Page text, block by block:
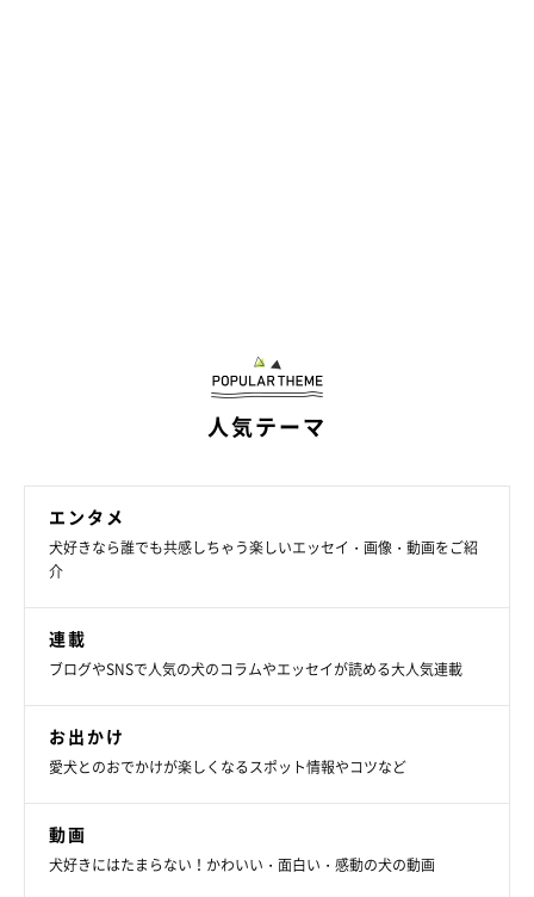
@suzumetengu
人気テーマ
エンタメ
犬好きなら誰でも共感しちゃう楽しいエッセイ・画像・動画をご紹
介
連載
ブログやSNSで人気の犬のコラムやエッセイが読める大人気連載
お出かけ
愛犬とのおでかけが楽しくなるスポット情報やコツなど
動画
犬好きにはたまらない！かわいい・面白い・感動の犬の動画